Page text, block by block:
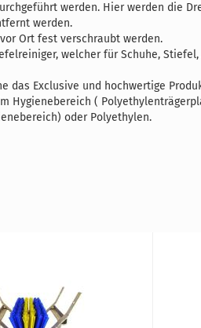
werden. Hier werden die
werden.
Ort fest verschraubt werden.
welcher für Schuhe,
das Exclusive und hochwertige
Hygienebereich (
oder Polyethylen.